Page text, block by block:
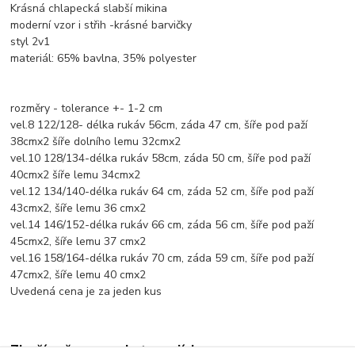
Krásná chlapecká slabší mikina
moderní vzor i střih -krásné barvičky
styl 2v1
materiál: 65% bavlna, 35% polyester
rozměry - tolerance +- 1-2 cm
vel.8 122/128- délka rukáv 56cm, záda 47 cm, šíře pod paží
38cmx2 šíře dolního lemu 32cmx2
vel.10 128/134-délka rukáv 58cm, záda 50 cm, šíře pod paží
40cmx2 šíře lemu 34cmx2
vel.12 134/140-délka rukáv 64 cm, záda 52 cm, šíře pod paží
43cmx2, šíře lemu 36 cmx2
vel.14 146/152-délka rukáv 66 cm, záda 56 cm, šíře pod paží
45cmx2, šíře lemu 37 cmx2
vel.16 158/164-délka rukáv 70 cm, záda 59 cm, šíře pod paží
47cmx2, šíře lemu 40 cmx2
Uvedená cena je za jeden kus
Zboží zařazeno v kategoriích